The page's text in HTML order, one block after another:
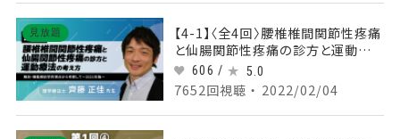
見放題
【4-1】〈全4回〉腰椎椎間関節性疼痛
と仙腸関節性疼痛の診方と運動療
法の考え方～解剖・機能解剖学的視
点から考察して～2021年版(1)
606 / 5.0
7652回視聴 ・ 2022/02/04